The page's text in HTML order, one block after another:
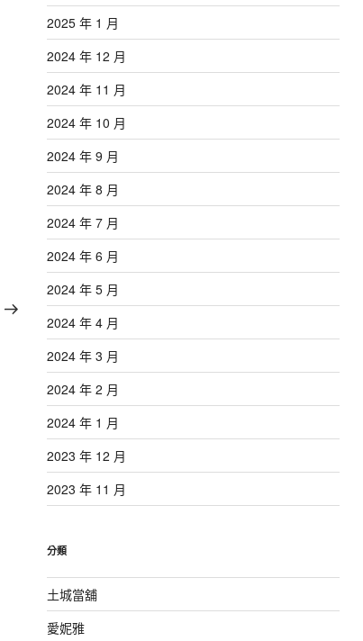
2025 年 1 月
2024 年 12 月
2024 年 11 月
2024 年 10 月
2024 年 9 月
2024 年 8 月
2024 年 7 月
2024 年 6 月
2024 年 5 月
2024 年 4 月
2024 年 3 月
2024 年 2 月
2024 年 1 月
2023 年 12 月
2023 年 11 月
分類
土城當舖
愛妮雅